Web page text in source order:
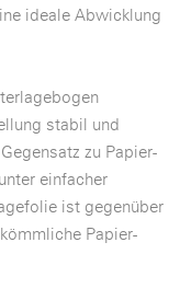
ideale Abwicklung
stabil und
zu Papier-
einfacher
ist gegenüber
Papier-